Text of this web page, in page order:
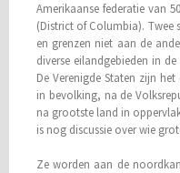
Amerikaanse federatie van
(District of Columbia). Twee
en grenzen niet aan de
diverse eilandgebieden in
De Verenigde Staten zijn
in bevolking, na de
na grootste land in
is nog discussie over wie
Ze worden aan de